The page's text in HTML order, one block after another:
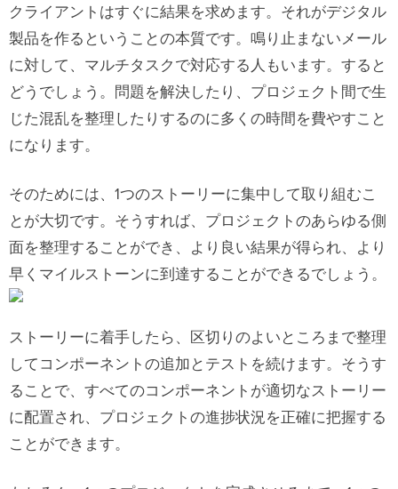
クライアントはすぐに結果を求めます。それがデジタル
製品を作るということの本質です。鳴り止まないメール
に対して、マルチタスクで対応する人もいます。すると
どうでしょう。問題を解決したり、プロジェクト間で生
じた混乱を整理したりするのに多くの時間を費やすこと
になります。
そのためには、1つのストーリーに集中して取り組むこ
とが大切です。そうすれば、プロジェクトのあらゆる側
面を整理することができ、より良い結果が得られ、より
早くマイルストーンに到達することができるでしょう。
ストーリーに着手したら、区切りのよいところまで整理
してコンポーネントの追加とテストを続けます。そうす
ることで、すべてのコンポーネントが適切なストーリー
に配置され、プロジェクトの進捗状況を正確に把握する
ことができます。